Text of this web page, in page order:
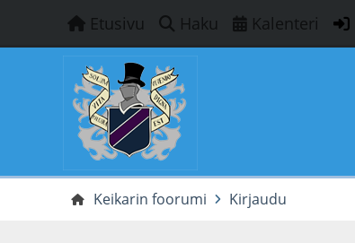
Etusivu Haku Kalenteri
Keikarin foorumi Kirjaudu